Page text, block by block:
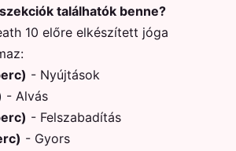
találhatók benne?
10 előre elkészített jóga
- Nyújtások
- Alvás
- Felszabadítás
- Gyors